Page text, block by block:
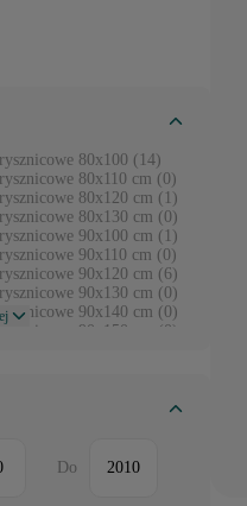
80x100 (14)
80x110 cm (0)
80x120 cm (1)
80x130 cm (0)
90x100 cm (1)
90x110 cm (0)
90x120 cm (6)
90x130 cm (0)
90x140 cm (0)
90x150 cm (0)
80x90 cm (6)
100x110 cm (0)
Do